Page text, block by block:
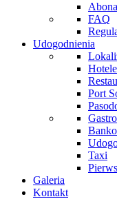
FAQ
Udogodnienia
Hotele
Port
Taxi
Galeria
Kontakt